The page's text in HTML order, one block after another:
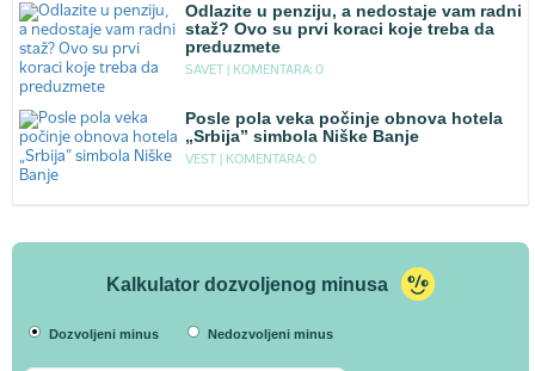
Odlazite u penziju, a nedostaje vam radni
staž? Ovo su prvi koraci koje treba da
preduzmete
SAVET | KOMENTARA: 0
Posle pola veka počinje obnova hotela
„Srbija” simbola Niške Banje
VEST | KOMENTARA: 0
Kalkulator dozvoljenog minusa
Dozvoljeni minus Nedozvoljeni minus